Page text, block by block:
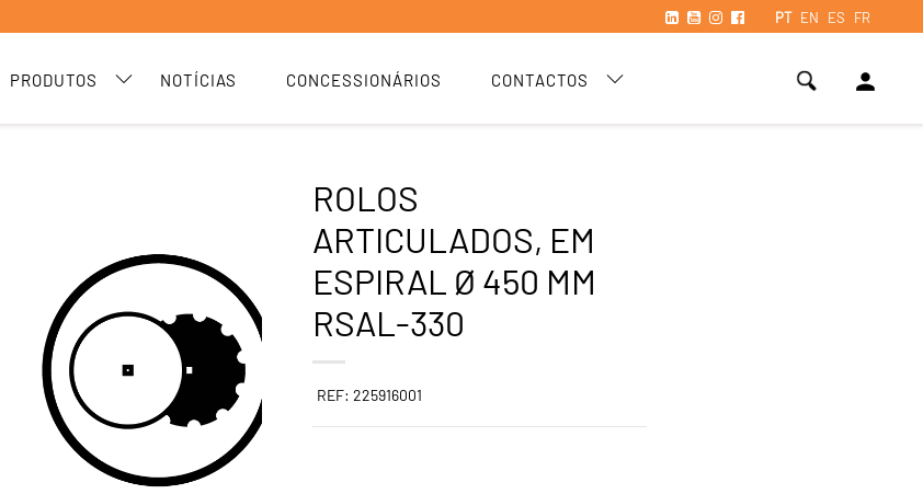
PT EN ES FR
PRODUTOS NOTÍCIAS CONCESSIONÁRIOS CONTACTOS person
ROLOS
ARTICULADOS, EM
ESPIRAL Ø 450 MM
RSAL-330
REF: 225916001